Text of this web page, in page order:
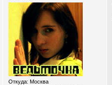
Откуда: Москва